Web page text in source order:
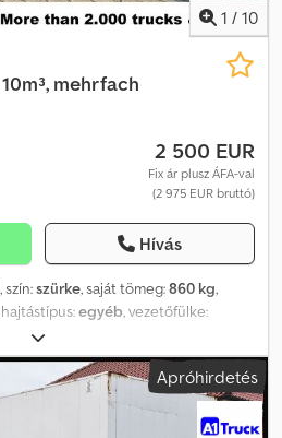
1 / 10
mehrfach
2 500 EUR
Fix ár plusz ÁFA-val
(2 975 EUR bruttó)
Hívás
, szín:szürke, saját tömeg:860 kg,
hajtástípus:egyéb, vezetőfülke:
acél felépítmény Felépítmény: kb.
cseretartály, 10 m³ nyitott
régi DIN szerint Anyagminőség:
oldallemezek: 6 / 4 mm Billenőcsapágy:
Chjdpfex Ni Rdex Akwea -
Apróhirdetés